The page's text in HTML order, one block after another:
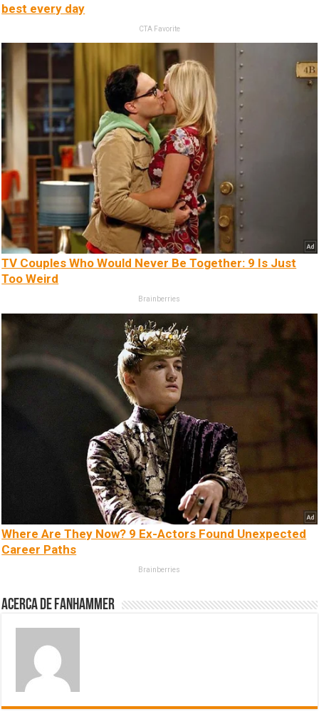
best every day
CTA Favorite
TV Couples Who Would Never Be Together: 9 Is Just
Too Weird
Brainberries
Where Are They Now? 9 Ex-Actors Found Unexpected
Career Paths
Brainberries
Acerca de fanhammer